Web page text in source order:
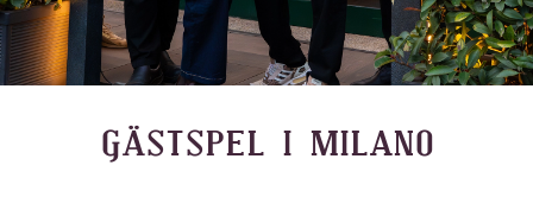
GÄSTSPEL I MILANO